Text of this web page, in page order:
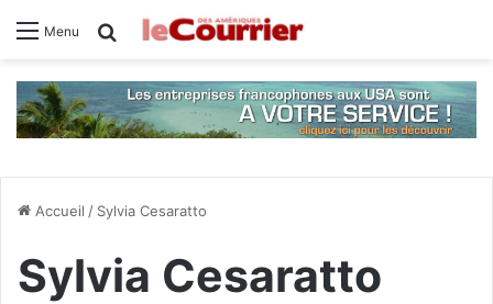
Menu Rechercher
Accueil / Sylvia Cesaratto
Sylvia Cesaratto